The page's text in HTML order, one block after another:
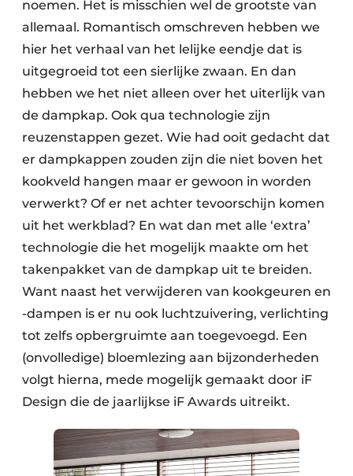
noemen. Het is misschien wel de grootste van
allemaal. Romantisch omschreven hebben we
hier het verhaal van het lelijke eendje dat is
uitgegroeid tot een sierlijke zwaan. En dan
hebben we het niet alleen over het uiterlijk van
de dampkap. Ook qua technologie zijn
reuzenstappen gezet. Wie had ooit gedacht dat
er dampkappen zouden zijn die niet boven het
kookveld hangen maar er gewoon in worden
verwerkt? Of er net achter tevoorschijn komen
uit het werkblad? En wat dan met alle ‘extra’
technologie die het mogelijk maakte om het
takenpakket van de dampkap uit te breiden.
Want naast het verwijderen van kookgeuren en
-dampen is er nu ook luchtzuivering, verlichting
tot zelfs opbergruimte aan toegevoegd. Een
(onvolledige) bloemlezing aan bijzonderheden
volgt hierna, mede mogelijk gemaakt door iF
Design die de jaarlijkse iF Awards uitreikt.